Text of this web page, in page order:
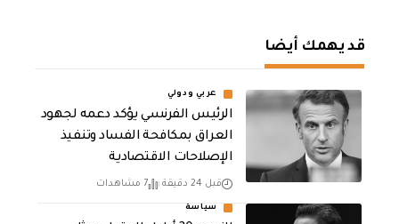
قد يهمك أيضا
عربي ودولي
الرئيس الفرنسي يؤكد دعمه لجهود
العراق بمكافحة الفساد وتنفيذ
الإصلاحات الاقتصادية
قبل 24 دقيقة 7 مشاهدات
سياسة